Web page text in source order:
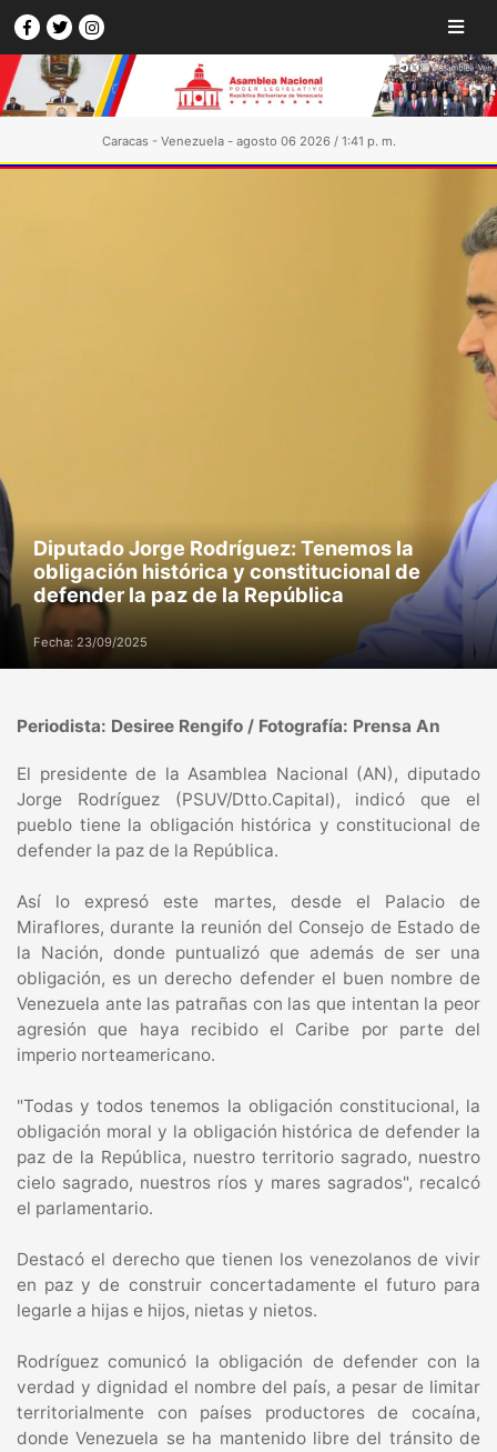
Caracas - Venezuela - agosto 06 2026 / 1:41 p. m.
Diputado Jorge Rodríguez: Tenemos la
obligación histórica y constitucional de
defender la paz de la República
Fecha: 23/09/2025
Periodista: Desiree Rengifo / Fotografía: Prensa An
El presidente de la Asamblea Nacional (AN), diputado
Jorge Rodríguez (PSUV/Dtto.Capital), indicó que el
pueblo tiene la obligación histórica y constitucional de
defender la paz de la República.
Así lo expresó este martes, desde el Palacio de
Miraflores, durante la reunión del Consejo de Estado de
la Nación, donde puntualizó que además de ser una
obligación, es un derecho defender el buen nombre de
Venezuela ante las patrañas con las que intentan la peor
agresión que haya recibido el Caribe por parte del
imperio norteamericano.
"Todas y todos tenemos la obligación constitucional, la
obligación moral y la obligación histórica de defender la
paz de la República, nuestro territorio sagrado, nuestro
cielo sagrado, nuestros ríos y mares sagrados", recalcó
el parlamentario.
Destacó el derecho que tienen los venezolanos de vivir
en paz y de construir concertadamente el futuro para
legarle a hijas e hijos, nietas y nietos.
Rodríguez comunicó la obligación de defender con la
verdad y dignidad el nombre del país, a pesar de limitar
territorialmente con países productores de cocaína,
donde Venezuela se ha mantenido libre del tránsito de